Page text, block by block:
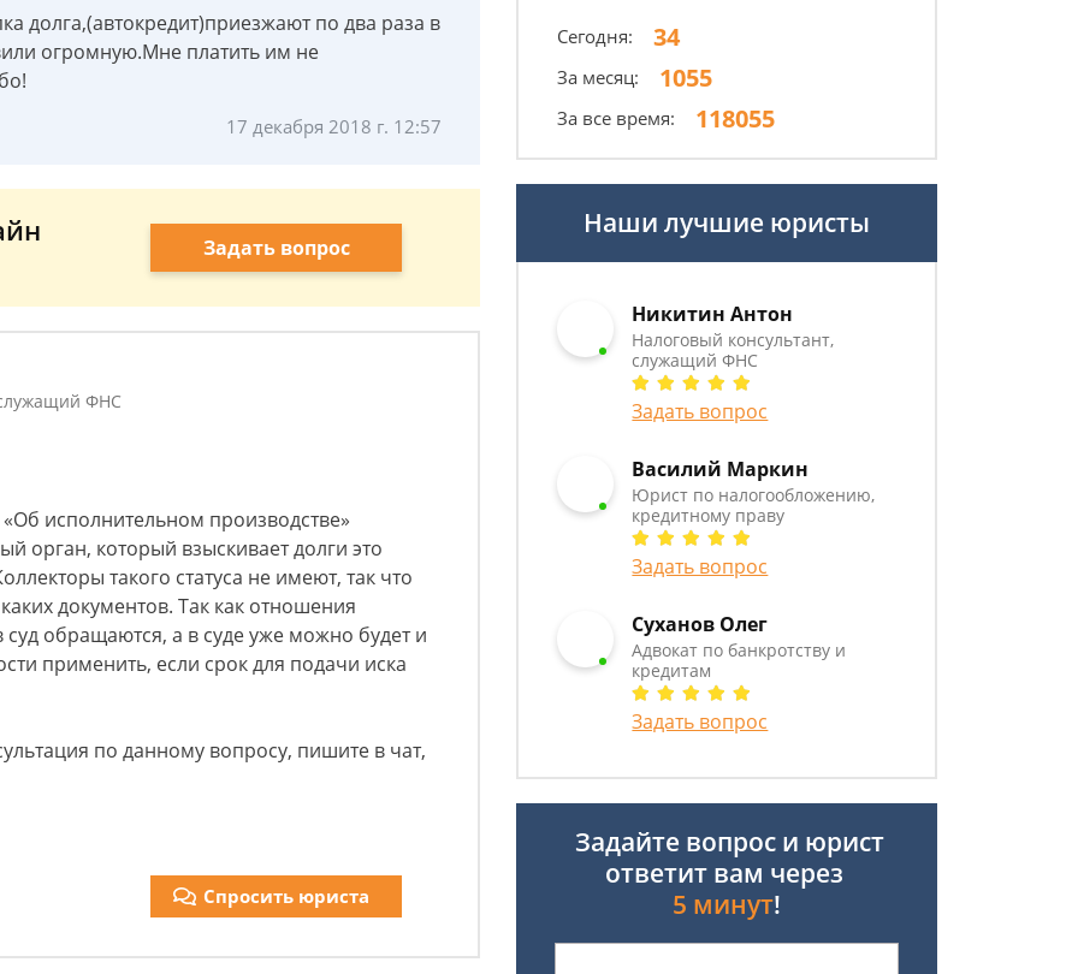
долга,(автокредит)приезжают по два раза в
огромную.Мне платить им не
17 декабря 2018 г. 12:57
Задать вопрос
ФНС
«Об исполнительном производстве»
орган, который взыскивает долги это
такого статуса не имеют, так что
документов. Так как отношения
обращаются, а в суде уже можно будет и
применить, если срок для подачи иска
по данному вопросу, пишите в чат,
Спросить юриста
Сегодня: 34
За месяц: 1055
За все время: 118055
Наши лучшие юристы
Никитин Антон
Налоговый консультант,
служащий ФНС
Задать вопрос
Василий Маркин
Юрист по налогообложению,
кредитному праву
Задать вопрос
Суханов Олег
Адвокат по банкротству и
кредитам
Задать вопрос
Задайте вопрос и юрист
ответит вам через
5 минут!